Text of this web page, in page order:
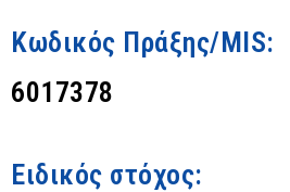
Κωδικός Πράξης/MIS:
6017378
Ειδικός στόχος: